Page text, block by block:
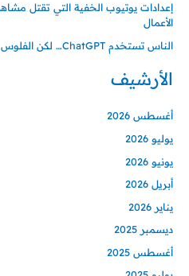
إعدادات يوتيوب الخفية التي تقتل
الأعمال
الناس تستخدم ChatGPT… لكن الفلوس الحقيقية في الـ API 🤯
الأرشيف
أغسطس 2026
يوليو 2026
يونيو 2026
أبريل 2026
يناير 2026
ديسمبر 2025
أغسطس 2025